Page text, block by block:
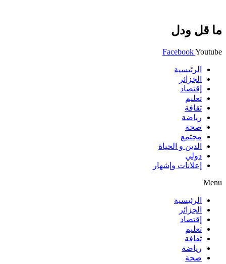
ما قل ودل
FacebookYoutube
الرئيسية
الجزائر
إقتصاد
تعليم
ثقافة
رياضة
صحة
مجتمع
الدين و الحياة
دولي
إعلانات وإشهار
Menu
الرئيسية
الجزائر
إقتصاد
تعليم
ثقافة
رياضة
صحة